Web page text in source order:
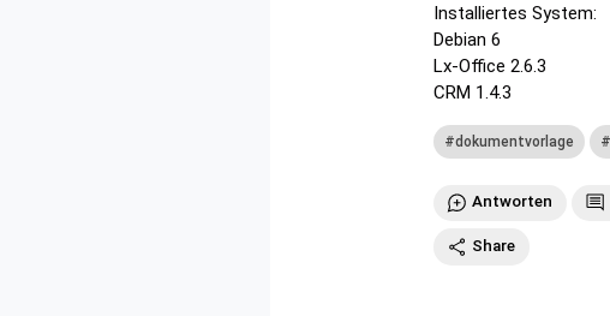
Installiertes System:
Debian 6
Lx-Office 2.6.3
CRM 1.4.3
dokumentvorlage
Antworten
Share